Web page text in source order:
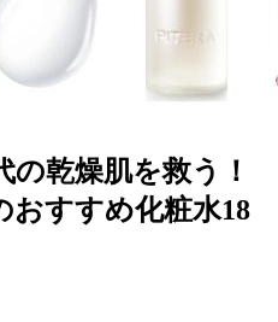
の乾燥肌を救う！
おすすめ化粧水18